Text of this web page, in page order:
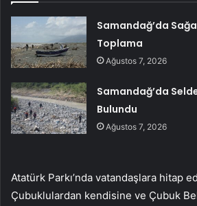
Samandağ’da
Toplama
Ağustos 7, 2026
Samandağ’da
Bulundu
Ağustos 7, 2026
Atatürk Parkı’nda vatandaşlara hitap
Çubuklulardan kendisine ve Çubuk